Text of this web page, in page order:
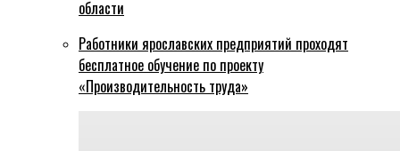
области
Работники ярославских предприятий проходят
бесплатное обучение по проекту
«Производительность труда»